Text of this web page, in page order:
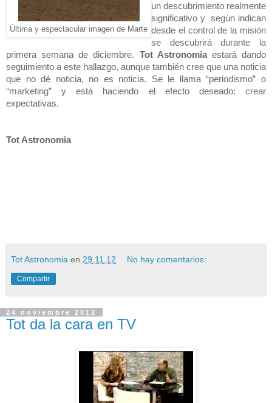
Última y espectacular imagen de Marte
un descubrimiento realmente
significativo y según indican
desde el control de la misión
se descubrirá durante la
primera semana de diciembre. Tot Astronomiaestará dando
seguimiento a este hallazgo, aunque también cree que una noticia
que no dé noticia, no es noticia. Se le llama “periodismo” o
“marketing” y está haciendo el efecto deseado: crear
expectativas.
Tot Astronomia
Tot Astronomia en 29.11.12 No hay comentarios:
Compartir
24 noviembre 2012
Tot da la cara en TV